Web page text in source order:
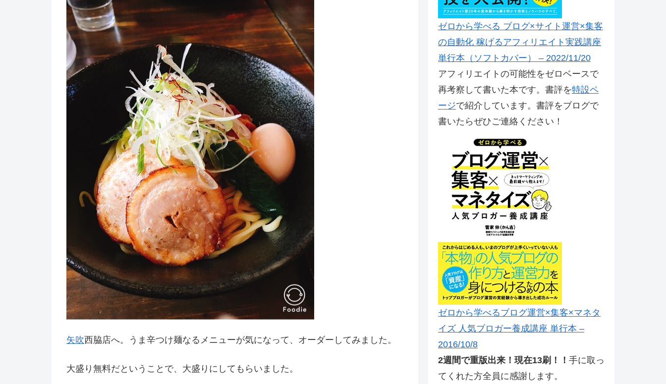
矢吹西脇店へ。うま辛つけ麺なるメニューが気になって、オーダーしてみました。
大盛り無料だということで、大盛りにしてもらいました。
ゼロから学べる ブログ×サイト運営×集客
の自動化 稼げるアフィリエイト実践講座
単行本（ソフトカバー） – 2022/11/20
アフィリエイトの可能性をゼロベースで
再考察して書いた本です。書評を特設ペ
ージで紹介しています。書評をブログで
書いたらぜひご連絡ください！
ゼロから学べるブログ運営×集客×マネタ
イズ 人気ブロガー養成講座 単行本 –
2016/10/8
2週間で重版出来！現在13刷！！ 手に取っ
てくれた方全員に感謝します。